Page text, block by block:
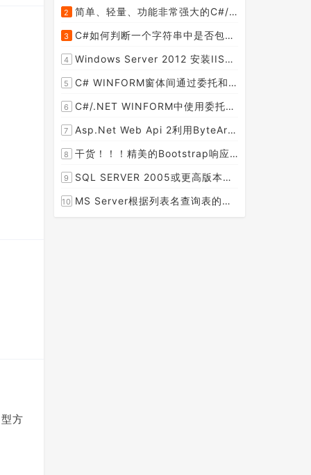
方
2
简单、轻量、功能非常强大的C#/ASP.NET定时调度任务执行管理组件--FluentScheduler之实例篇
3
C#如何判断一个字符串中是否包含另一个字符串数组或列表中的任何一个元素
4
Windows Server 2012 安装IIS和.Net 2.0失败的解决方案--指定备用源路径
5
C# WINFORM窗体间通过委托和事件传值(自定义事件参数)--实例详解
6
C#/.NET WINFORM中使用委托和事件在类中更新窗体UI控件
7
Asp.Net Web Api 2利用ByteArrayContent和StreamContent分别实现下载文件示例源码(含多文件压缩功能)
8
干货！！！精美的Bootstrap响应式后台系统模板
9
SQL SERVER 2005或更高版本实现分组后取TOP N条记录
10 MS Server根据列表名查询表的字段名，字段类型，以类型长度
[2014-03-15]